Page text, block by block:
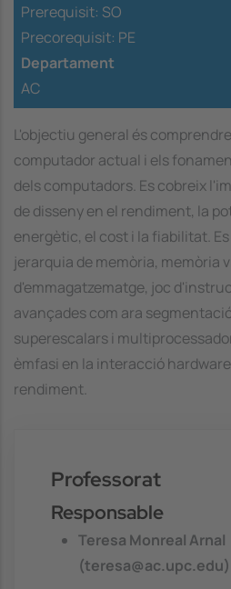
Prerequisit: SO
Precorequisit: PE
Departament
AC
L'objectiu general és
computador actual i els
dels computadors. Es cobreix
de disseny en el rendiment, la
energètic, el cost i la fiabilitat.
jerarquia de memòria, memòria
d'emmagatzematge, joc
avançades com ara
superescalars i
èmfasi en la interacció
rendiment.
Professorat
Responsable
Teresa Monreal Arnal
(teresa@ac.upc.edu)